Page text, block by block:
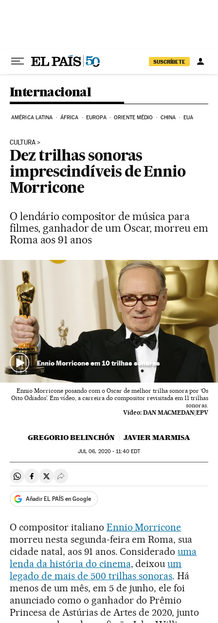
SUSCRÍBETE
Internacional
AMÉRICA LATINA ÁFRICA EUROPA ORIENTE MÉDIO CHINA EUA
CULTURA
Dez trilhas sonoras
imprescindíveis de Ennio
Morricone
O lendário compositor de música para
filmes, ganhador de um Oscar, morreu em
Roma aos 91 anos
Ennio Morricone em 10 trilhas sonoras
Ennio Morricone posando com o Oscar de melhor trilha sonora por ‘Os
Oito Odiados’. Em vídeo, a carreira do compositor revisitada em 11 trilhas
sonoras.
Vídeo: DAN MACMEDAN|EPV
GREGORIO BELINCHÓN JAVIER MARMISA
JUL 06, 2020 - 11:40EDT
Compartir en Whatsapp
Compartir en Facebook
Compartir en Twitter
Desplegar Redes Sociales
Añadir EL PAÍS en Google
O compositor italiano Ennio Morricone
morreu nesta segunda-feira em Roma, sua
cidade natal, aos 91 anos. Consideradouma
lenda da história do cinema, deixouum
legado de mais de 500 trilhas sonoras. Há
menos de um mês, em 5 de junho, ele foi
anunciado como o ganhador do Prêmio
Princesa de Astúrias de Artes de 2020, junto